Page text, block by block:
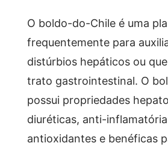
O boldo-do-Chile é uma
frequentemente para
distúrbios hepáticos ou
trato gastrointestinal. O
possui propriedades
diuréticas, anti-
antioxidantes e benéficas